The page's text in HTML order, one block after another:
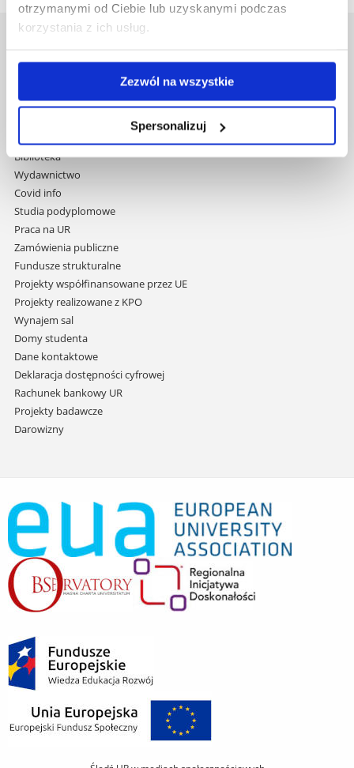
otrzymanymi od Ciebie lub uzyskanymi podczas
korzystania z ich usług.
Zezwól na wszystkie
Spersonalizuj
Al. Tadeusza Rejtana 16C
35-959 Rzeszów
przejdź
do
treści
Biblioteka
Wydawnictwo
Covid info
Studia podyplomowe
Praca na UR
Zamówienia publiczne
Fundusze strukturalne
Projekty współfinansowane przez UE
Projekty realizowane z KPO
Wynajem sal
Domy studenta
Dane kontaktowe
Deklaracja dostępności cyfrowej
Rachunek bankowy UR
Projekty badawcze
Darowizny